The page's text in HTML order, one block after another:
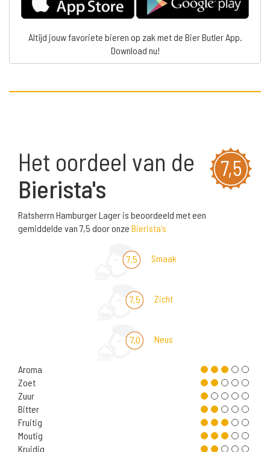
Altijd jouw favoriete bieren op zak met de Bier Butler App.
Download nu!
7,5
Het oordeel van de
Bierista's
Ratsherrn Hamburger Lager is beoordeeld met een
gemiddelde van 7,5 door onze Bierista's
7,5 Smaak
7,5 Zicht
7,0 Neus
Aroma
Zoet
Zuur
Bitter
Fruitig
Moutig
Kruidig